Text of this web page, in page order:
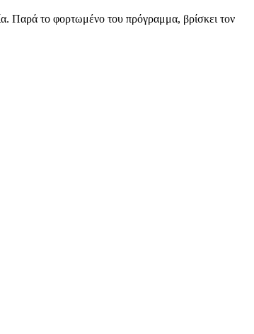
Παρά το φορτωμένο του πρόγραμμα, βρίσκει τον